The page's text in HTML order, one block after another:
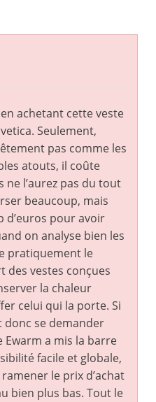
achetant cette veste
Seulement,
pas comme les
atouts, il coûte
l’aurez pas du tout
beaucoup, mais
d’euros pour avoir
on analyse bien les
pratiquement le
des vestes conçues
la chaleur
celui qui la porte. Si
donc se demander
a mis la barre
facile et globale,
le prix d’achat
bien plus bas. Tout le